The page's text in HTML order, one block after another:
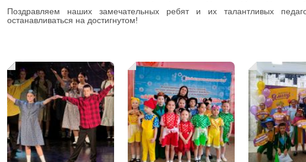
Поздравляем наших замечательных ребят и их талантливых
останавливаться на достигнутом!